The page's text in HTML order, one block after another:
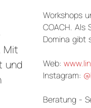
Mit
und
Workshops
COACH. Als
Domina gibt
Web:
Instagram:
Beratung -